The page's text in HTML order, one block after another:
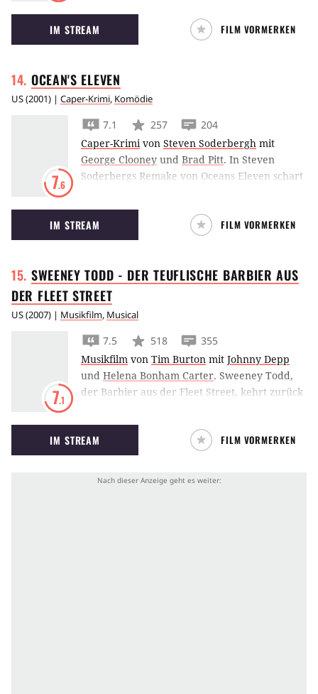
London, wo sich Viggo Mortensen als
mysteriöser Russe mit Geburtshelferin Naomi
Watts einlässt.
IM STREAM FILM VORMERKEN
OCEAN'S ELEVEN
US(2001) | Caper-Krimi, Komödie
7.6
7.1 257
204
Caper-Krimivon Steven Soderbergh mit
George Clooney und Brad Pitt. In Steven
Soderbergs Remake von Oceans Eleven schart
um sich, um ein Casino in Las Vegas
auszurauben.
IM STREAM FILM VORMERKEN
SWEENEY TODD - DER TEUFLISCHE BARBIER AUS
DER FLEETSTREET
US(2007) | Musikfilm, Musical
7.1
7.5 518
355
Musikfilm von Tim Burton mit Johnny Depp
und Helena Bonham Carter. Sweeney Todd,
der Barbier aus der Fleet Street, kehrt zurück
Pastete.
IM STREAM FILM VORMERKEN